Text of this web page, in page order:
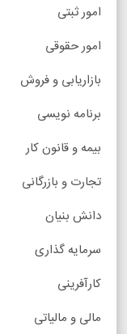
امور ثبتی
امور حقوقی
بازاریابی و فروش
برنامه نویسی
بیمه و قانون کار
تجارت و بازرگانی
دانش بنیان
سرمایه گذاری
کارآفرینی
مالی و مالیاتی